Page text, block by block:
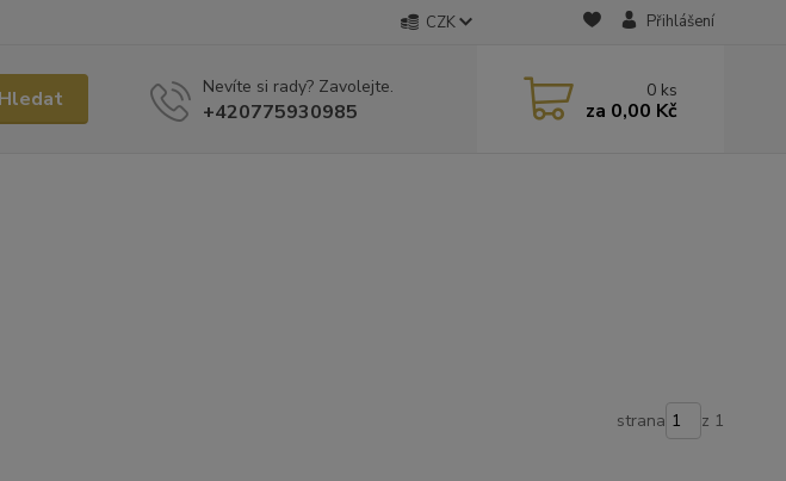
CZK Přihlášení
Hledat Nevíte si rady? Zavolejte.
+420775930985
0 ks
za 0,00 Kč
strana z 1